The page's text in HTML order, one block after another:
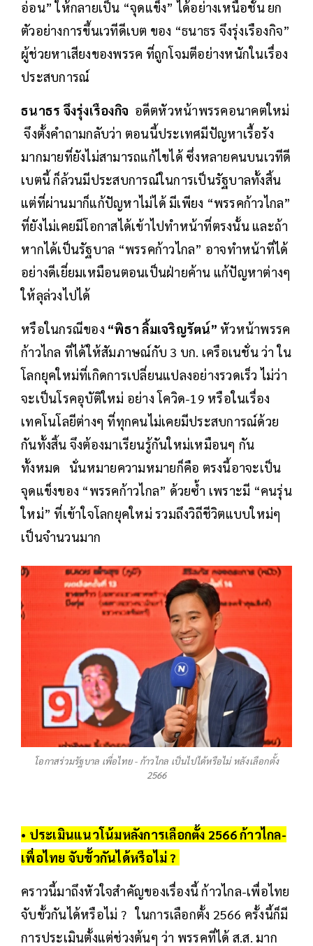
อ่อน” ให้กลายเป็น “จุดแข็ง” ได้อย่างเหนือชั้น ยก
ตัวอย่างการขึ้นเวทีดีเบต ของ “ธนาธร จึงรุ่งเรืองกิจ”
ผู้ช่วยหาเสียงของพรรค ที่ถูกโจมตีอย่างหนักในเรื่อง
ประสบการณ์
ธนาธร จึงรุ่งเรืองกิจ อดีตหัวหน้าพรรคอนาคตใหม่
จึงตั้งคำถามกลับว่า ตอนนี้ประเทศมีปัญหาเรื้อรัง
มากมายที่ยังไม่สามารถแก้ไขได้ ซึ่งหลายคนบนเวทีดี
เบตนี้ ก็ล้วนมีประสบการณ์ในการเป็นรัฐบาลทั้งสิ้น
แต่ที่ผ่านมาก็แก้ปัญหาไม่ได้ มีเพียง “พรรคก้าวไกล”
ที่ยังไม่เคยมีโอกาสได้เข้าไปทำหน้าที่ตรงนั้น และถ้า
หากได้เป็นรัฐบาล “พรรคก้าวไกล” อาจทำหน้าที่ได้
อย่างดีเยี่ยมเหมือนตอนเป็นฝ่ายค้าน แก้ปัญหาต่างๆ
ให้ลุล่วงไปได้
หรือในกรณีของ “พิธา ลิ้มเจริญรัตน์” หัวหน้าพรรค
ก้าวไกล ที่ได้ให้สัมภาษณ์กับ 3 บก. เครือเนชั่น ว่า ใน
โลกยุคใหม่ที่เกิดการเปลี่ยนแปลงอย่างรวดเร็ว ไม่ว่า
จะเป็นโรคอุบัติใหม่ อย่าง โควิด-19 หรือในเรื่อง
เทคโนโลยีต่างๆ ที่ทุกคนไม่เคยมีประสบการณ์ด้วย
กันทั้งสิ้น จึงต้องมาเรียนรู้กันใหม่เหมือนๆ กัน
ทั้งหมด นั่นหมายความหมายก็คือ ตรงนี้อาจะเป็น
จุดแข็งของ “พรรคก้าวไกล” ด้วยซ้ำ เพราะมี “คนรุ่น
ใหม่” ที่เข้าใจโลกยุคใหม่ รวมถึงวิถีชีวิตแบบใหม่ๆ
เป็นจำนวนมาก
โอกาสร่วมรัฐบาล เพื่อไทย - ก้าวไกล เป็นไปได้หรือไม่ หลังเลือกตั้ง
2566
• ประเมินแนวโน้มหลังการเลือกตั้ง 2566 ก้าวไกล-
เพื่อไทย จับขั้วกันได้หรือไม่ ?
คราวนี้มาถึงหัวใจสำคัญของเรื่องนี้ ก้าวไกล-เพื่อไทย
จับขั้วกันได้หรือไม่ ? ในการเลือกตั้ง 2566 ครั้งนี้ก็มี
การประเมินตั้งแต่ช่วงต้นๆ ว่า พรรคที่ได้ ส.ส. มาก